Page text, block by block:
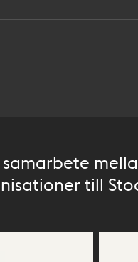
till